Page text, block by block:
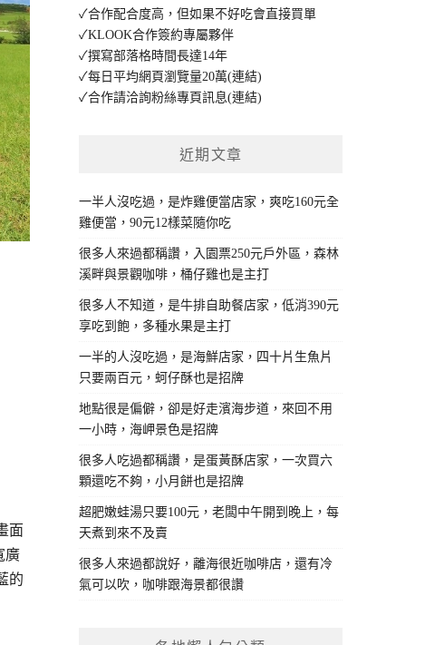
面
廣
的
✓合作配合度高，但如果不好吃會直接買單
✓KLOOK合作簽約專屬夥伴
✓撰寫部落格時間長達14年
✓每日平均網頁瀏覽量20萬(連結)
✓合作請洽詢粉絲專頁訊息(連結)
近期文章
一半人沒吃過，是炸雞便當店家，爽吃160元全
雞便當，90元12樣菜隨你吃
很多人來過都稱讚，入園票250元戶外區，森林
溪畔與景觀咖啡，桶仔雞也是主打
很多人不知道，是牛排自助餐店家，低消390元
享吃到飽，多種水果是主打
一半的人沒吃過，是海鮮店家，四十片生魚片
只要兩百元，蚵仔酥也是招牌
地點很是偏僻，卻是好走濱海步道，來回不用
一小時，海岬景色是招牌
很多人吃過都稱讚，是蛋黃酥店家，一次買六
顆還吃不夠，小月餅也是招牌
超肥嫩蛙湯只要100元，老闆中午開到晚上，每
天煮到來不及賣
很多人來過都說好，離海很近咖啡店，還有冷
氣可以吹，咖啡跟海景都很讚